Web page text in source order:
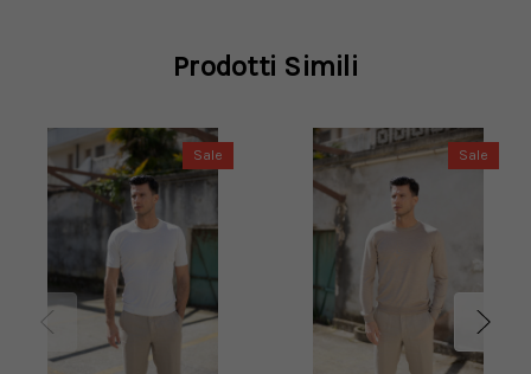
Prodotti Simili
Sale Sale